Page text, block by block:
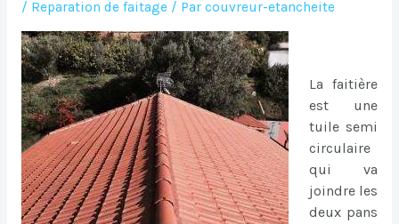
/ Reparation de faitage/ Par couvreur-etancheite
La faitière
est une
tuile semi
circulaire
qui va
joindre les
deux pans